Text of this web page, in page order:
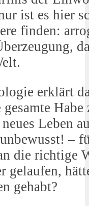
ist es hier
finden:
erklärt
Habe
Leben
–
die richtige
gelaufen,
gehabt?